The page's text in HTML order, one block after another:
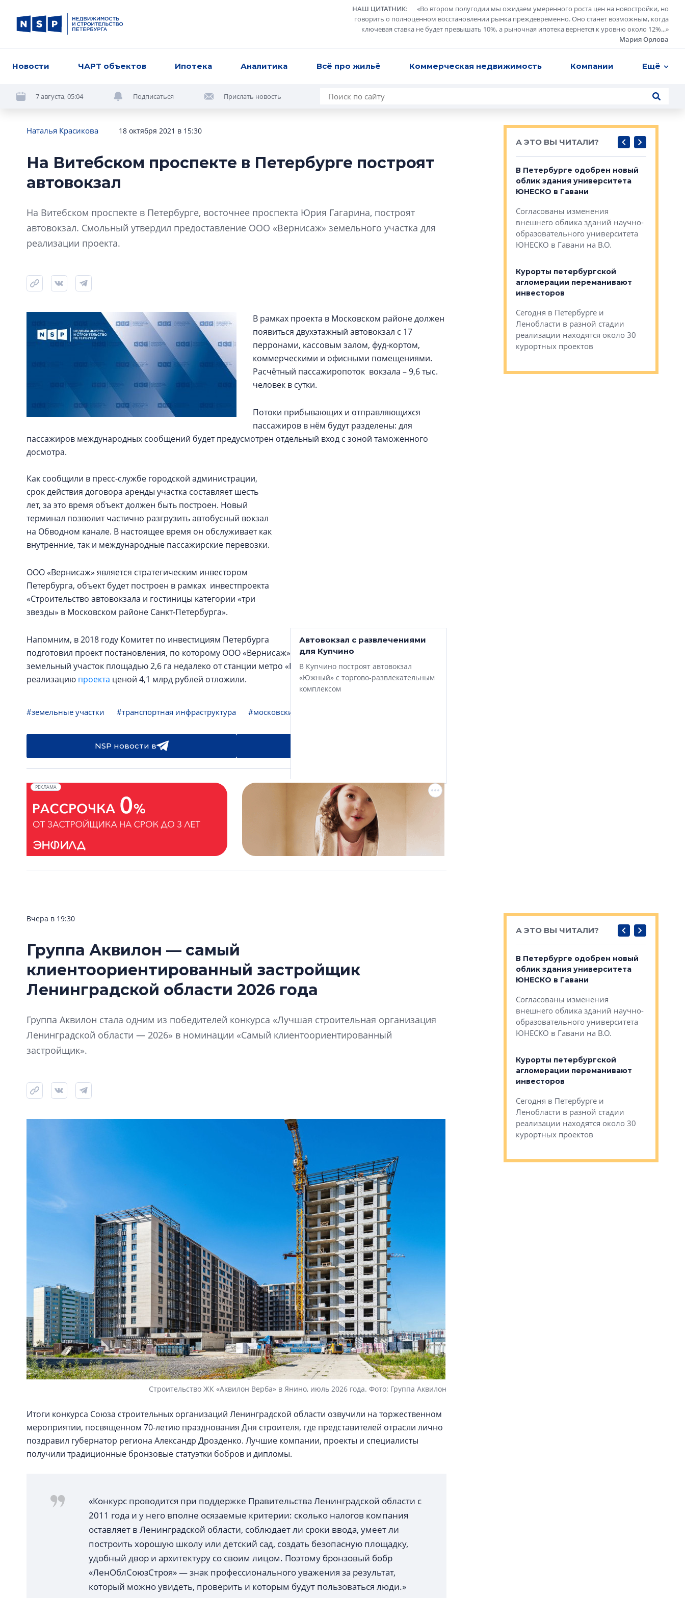
НАШ ЦИТАТНИК: «Во втором полугодии мы ожидаем умеренного роста цен на новостройки, но
говорить о полноценном восстановлении рынка преждевременно. Оно станет возможным, когда
ключевая ставка не будет превышать 10%, а рыночная ипотека вернется к уровню около 12%...»
Мария Орлова
Новости ЧАРТ объектов Ипотека Аналитика Всё про жильё Коммерческая недвижимость Компании Ещё
7 августа, 05:04 Подписаться Прислать новость
Наталья Красикова 18 октября 2021 в 15:30
На Витебском проспекте в Петербурге построят
автовокзал
На Витебском проспекте в Петербурге, восточнее проспекта Юрия Гагарина, построят
автовокзал. Смольный утвердил предоставление ООО «Вернисаж» земельного участка для
реализации проекта.
В рамках проекта в Московском районе должен
появиться двухэтажный автовокзал с 17
перронами, кассовым залом, фуд-кортом,
коммерческими и офисными помещениями.
Расчётный пассажиропоток вокзала – 9,6 тыс.
человек в сутки.
Потоки прибывающих и отправляющихся
пассажиров в нём будут разделены: для
пассажиров международных сообщений будет предусмотрен отдельный вход с зоной таможенного
досмотра.
Автовокзал с развлечениями
для Купчино
В Купчино построят автовокзал
«Южный» с торгово-развлекательным
комплексом
Как сообщили в пресс-службе городской администрации,
срок действия договора аренды участка составляет шесть
лет, за это время объект должен быть построен. Новый
терминал позволит частично разгрузить автобусный вокзал
на Обводном канале. В настоящее время он обслуживает как
внутренние, так и международные пассажирские перевозки.
ООО «Вернисаж» является стратегическим инвестором
Петербурга, объект будет построен в рамках инвестпроекта
«Строительство автовокзала и гостиницы категории «три
звезды» в Московском районе Санкт‑Петербурга».
Напомним, в 2018 году Комитет по инвестициям Петербурга
подготовил проект постановления, по которому ООО «Вернисаж» должен был получить в аренду
земельный участок площадью 2,6 га недалеко от станции метро «Купчино». Но
реализацию проекта ценой 4,1 млрд рублей отложили.
#земельные участки #транспортная инфраструктура #московский район
NSP новости в
РЕКЛАМА
А ЭТО ВЫ ЧИТАЛИ?
Усадьба Торосово — антидот
эпохи фальш-панелей
В Петербурге одобрен новый
облик здания университета
ЮНЕСКО в Гавани
Согласованы изменения
внешнего облика зданий научно-
образовательного университета
ЮНЕСКО в Гавани на В.О.
Курорты петербургской
агломерации переманивают
инвесторов
Сегодня в Петербурге и
Ленобласти в разной стадии
реализации находятся около 30
курортных проектов
Вчера в 19:30
Группа Аквилон — самый
клиентоориентированный застройщик
Ленинградской области 2026 года
Группа Аквилон стала одним из победителей конкурса «Лучшая строительная организация
Ленинградской области — 2026» в номинации «Самый клиентоориентированный
застройщик».
Строительство ЖК «Аквилон Верба» в Янино, июль 2026 года. Фото: Группа Аквилон
Итоги конкурса Союза строительных организаций Ленинградской области озвучили на торжественном
мероприятии, посвященном 70-летию празднования Дня строителя, где представителей отрасли лично
поздравил губернатор региона Александр Дрозденко. Лучшие компании, проекты и специалисты
получили традиционные бронзовые статуэтки бобров и дипломы.
«Конкурс проводится при поддержке Правительства Ленинградской области с
2011 года и у него вполне осязаемые критерии: сколько налогов компания
оставляет в Ленинградской области, соблюдает ли сроки ввода, умеет ли
построить хорошую школу или детский сад, создать безопасную площадку,
удобный двор и архитектуру со своим лицом. Поэтому бронзовый бобр
«ЛенОблСоюзСтроя» — знак профессионального уважения за результат,
который можно увидеть, проверить и которым будут пользоваться люди.»
А ЭТО ВЫ ЧИТАЛИ?
Центробанк: квартиры в домах
2020-2026 годов постройки на
В Петербурге одобрен новый
облик здания университета
ЮНЕСКО в Гавани
Согласованы изменения
внешнего облика зданий научно-
образовательного университета
ЮНЕСКО в Гавани на В.О.
Курорты петербургской
агломерации переманивают
инвесторов
Сегодня в Петербурге и
Ленобласти в разной стадии
реализации находятся около 30
курортных проектов